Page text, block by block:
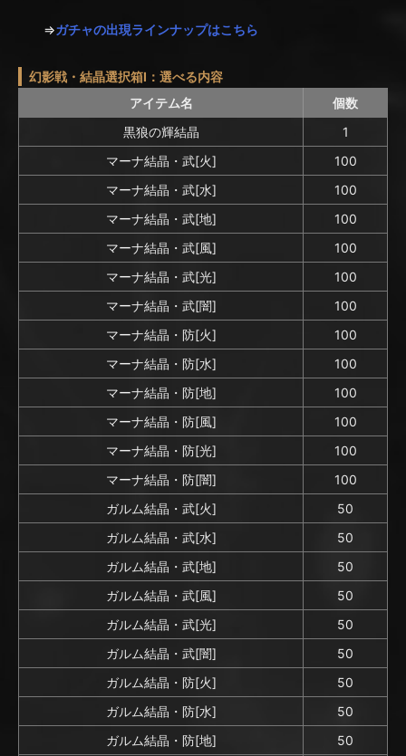
⇒ガチャの出現ラインナップはこちら
幻影戦・結晶選択箱I：選べる内容
アイテム名
個数
黒狼の輝結晶
1
マーナ結晶・武[火]
100
マーナ結晶・武[水]
100
マーナ結晶・武[地]
100
マーナ結晶・武[風]
100
マーナ結晶・武[光]
100
マーナ結晶・武[闇]
100
マーナ結晶・防[火]
100
マーナ結晶・防[水]
100
マーナ結晶・防[地]
100
マーナ結晶・防[風]
100
マーナ結晶・防[光]
100
マーナ結晶・防[闇]
100
ガルム結晶・武[火]
50
ガルム結晶・武[水]
50
ガルム結晶・武[地]
50
ガルム結晶・武[風]
50
ガルム結晶・武[光]
50
ガルム結晶・武[闇]
50
ガルム結晶・防[火]
50
ガルム結晶・防[水]
50
ガルム結晶・防[地]
50